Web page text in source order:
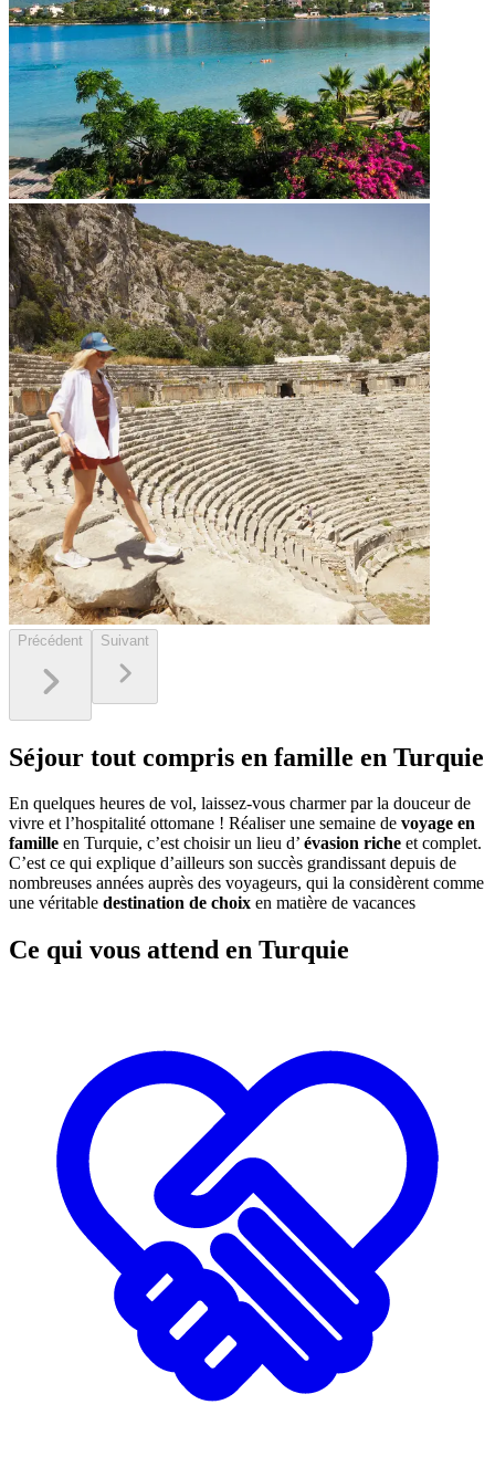
Précédent Suivant
Séjour tout compris en famille en Turquie
En quelques heures de vol, laissez-vous charmer par la douceur de
vivre et l’hospitalité ottomane ! Réaliser une semaine de voyage en
famille en Turquie, c’est choisir un lieu d’ évasion riche et complet.
C’est ce qui explique d’ailleurs son succès grandissant depuis de
nombreuses années auprès des voyageurs, qui la considèrent comme
une véritable destination de choix en matière de vacances
Ce qui vous attend en Turquie